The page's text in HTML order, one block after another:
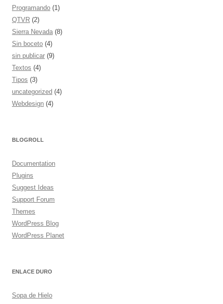
Programando (1)
QTVR (2)
Sierra Nevada (8)
Sin boceto (4)
sin publicar (9)
Textos (4)
Tipos (3)
uncategorized (4)
Webdesign (4)
BLOGROLL
Documentation
Plugins
Suggest Ideas
Support Forum
Themes
WordPress Blog
WordPress Planet
ENLACE DURO
Sopa de Hielo